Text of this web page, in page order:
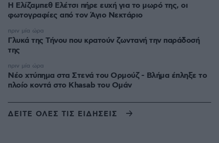
Η Ελίζαμπεθ Ελέτσι πήρε ευχή για το μωρό της, οι
φωτογραφίες από τον Άγιο Νεκτάριο
Γλυκά της Τήνου που κρατούν ζωντανή την παράδοσή
της
πριν μία ώρα
Νέο χτύπημα στα Στενά του Ορμούζ - Βλήμα έπληξε το
πλοίο κοντά στο Khasab του Ομάν
πριν μία ώρα
ΔΕΙΤΕ ΟΛΕΣ ΤΙΣ ΕΙΔΗΣΕΙΣ